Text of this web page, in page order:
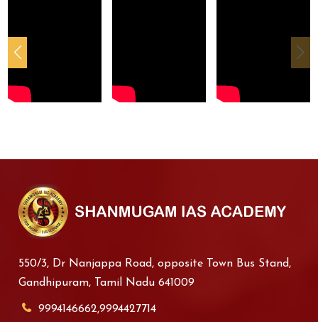
550/3, Dr Nanjappa Road, opposite Town Bus Stand,
Gandhipuram, Tamil Nadu 641009
9994146662,9994427714